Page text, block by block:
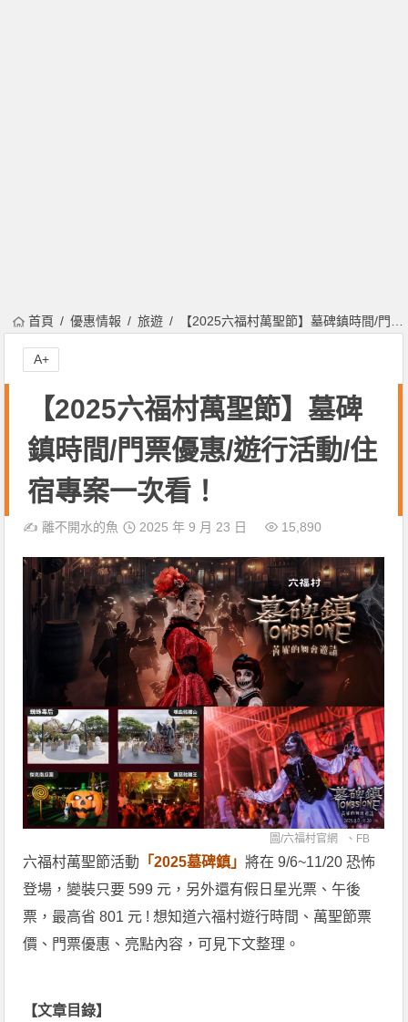
首頁 優惠情報 旅遊 【2025六福村萬聖節】墓碑鎮時間/門票優惠/遊行活動/住宿專案一次看！
【2025六福村萬聖節】墓碑
鎮時間/門票優惠/遊行活動/住
宿專案一次看！
✍️離不開水的魚 2025 年 9 月 23 日 15,890
圖/六福村官網 、 FB
六福村萬聖節活動 「2025墓碑鎮」將在 9/6~11/20 恐怖
登場，變裝只要 599 元，另外還有假日星光票、午後
票，最高省 801 元 ! 想知道六福村遊行時間、萬聖節票
價、門票優惠、亮點內容，可見下文整理。
【文章目錄】
A+